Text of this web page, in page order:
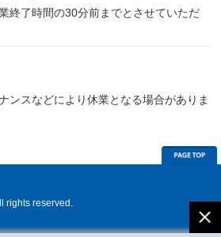
終了時間の30分前までとさせていただ
ンスなどにより休業となる場合がありま
rights reserved.